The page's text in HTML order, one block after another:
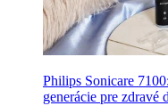
Philips Sonicare
generácie pre zdravé